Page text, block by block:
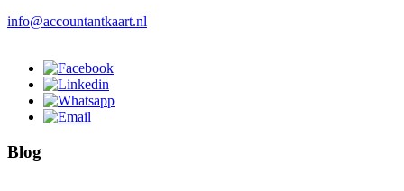
info@accountantkaart.nl
Blog